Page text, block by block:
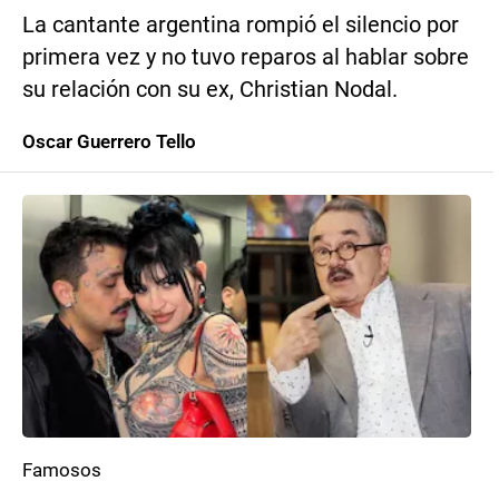
La cantante argentina rompió el silencio por
primera vez y no tuvo reparos al hablar sobre
su relación con su ex, Christian Nodal.
Oscar Guerrero Tello
Famosos